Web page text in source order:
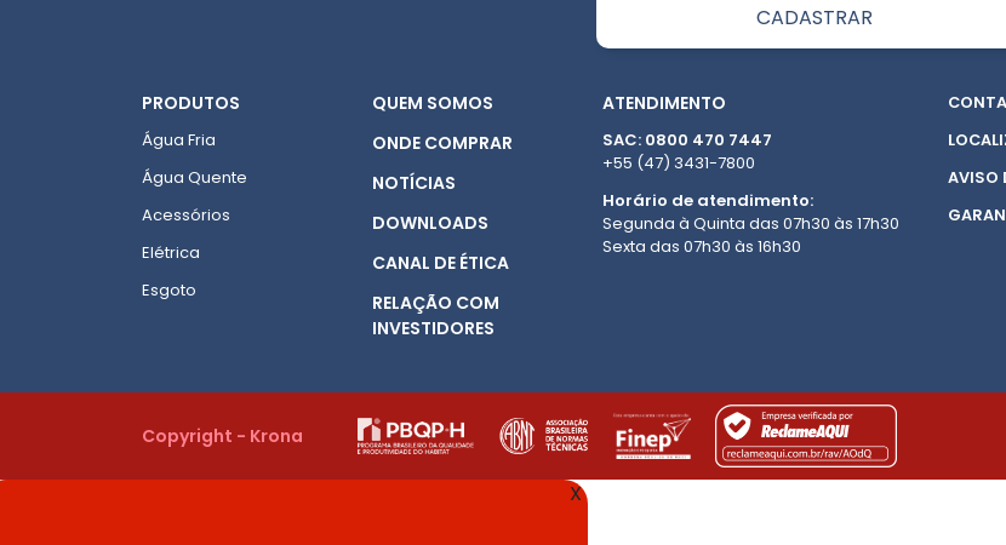
PRODUTOS
Água Fria
Água Quente
Acessórios
Elétrica
Esgoto
QUEM SOMOS
ONDE COMPRAR
NOTÍCIAS
DOWNLOADS
CANAL DE ÉTICA
RELAÇÃO COM
INVESTIDORES
ATENDIMENTO
SAC: 0800 470 7447
+55 (47) 3431-7800
Horário de atendimento:
Segunda à Quinta das 07h30 às 17h30
Sexta das 07h30 às 16h30
AVISO
Copyright - Krona
X